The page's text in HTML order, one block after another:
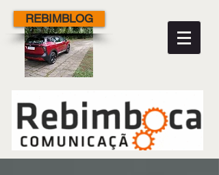
REBIMBLOG